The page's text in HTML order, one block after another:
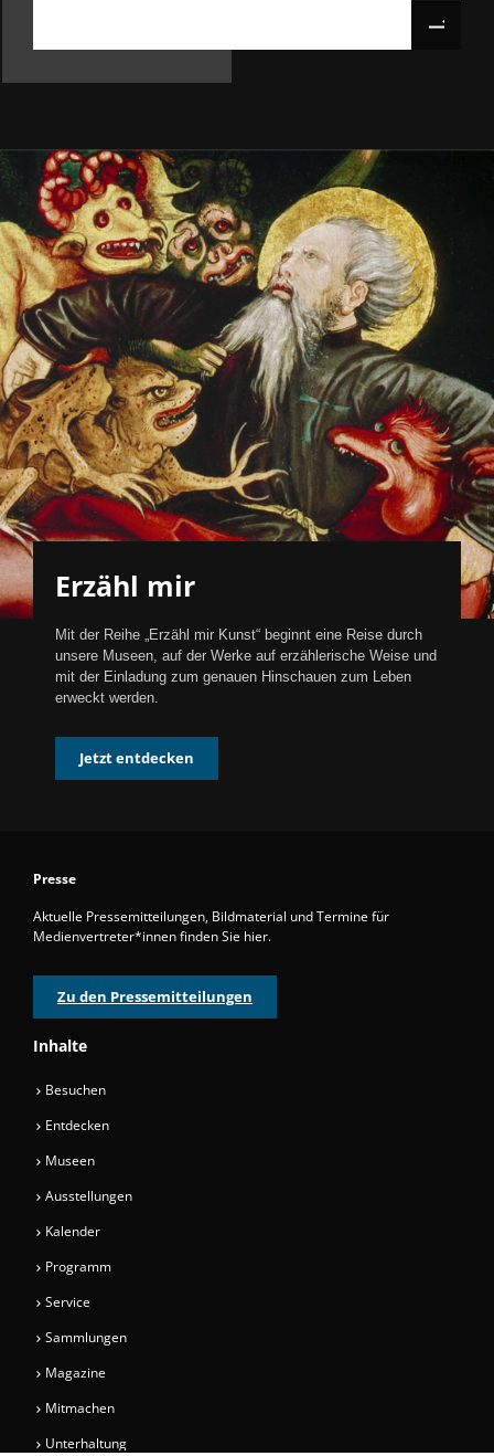
Erzähl mir
Mit der Reihe „Erzähl mir Kunst“ beginnt eine Reise durch
unsere Museen, auf der Werke auf erzählerische Weise und
mit der Einladung zum genauen Hinschauen zum Leben
erweckt werden.
Jetzt entdecken
Presse
Aktuelle Pressemitteilungen, Bildmaterial und Termine für
Medienvertreter*innen finden Sie hier.
Zu den Pressemitteilungen
Inhalte
Besuchen
Entdecken
Museen
Ausstellungen
Kalender
Programm
Service
Sammlungen
Magazine
Mitmachen
Unterhaltung